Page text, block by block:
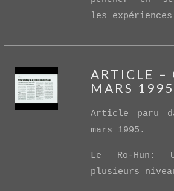
les expériences
ARTICLE –
MARS 1995
Article paru
mars 1995.
Le Ro-Hun:
plusieurs